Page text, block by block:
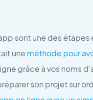
sont une des étapes
une méthode pour
grâce à vos noms
son projet sur